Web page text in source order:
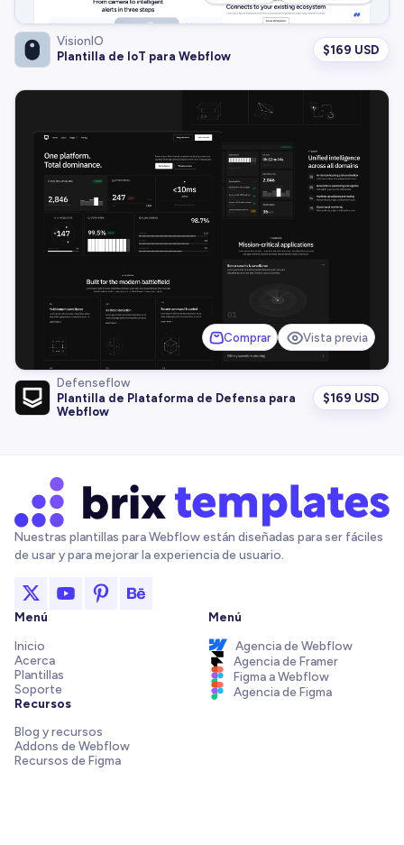
VisionIO
Plantilla de IoT para Webflow
$169 USD
Comprar Vista previa
Defenseflow
Plantilla de Plataforma de Defensa para
Webflow
$169 USD
Nuestras plantillas para Webflow están diseñadas para ser fáciles
de usar y para mejorar la experiencia de usuario.
Menú
Inicio
Acerca
Plantillas
Soporte
Recursos
Blog y recursos
Addons de Webflow
Recursos de Figma
Menú
Agencia de Webflow
Agencia de Framer
Figma a Webflow
Agencia de Figma